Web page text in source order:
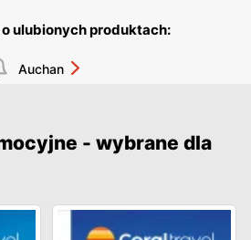
ulubionych produktach:
Auchan
- wybrane dla